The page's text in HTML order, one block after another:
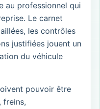
au professionnel qui
Le carnet
les contrôles
justifiées jouent un
du véhicule
pouvoir être
freins,